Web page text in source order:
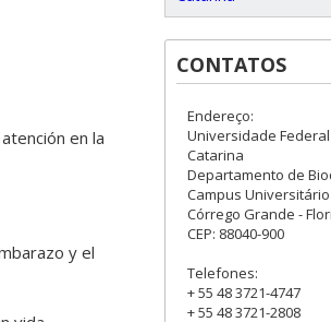
en la
y el
CONTATOS
Endereço:
Universidade
Catarina
Departamento de
Campus Universitário
Córrego Grande -
CEP: 88040-900
Telefones:
+ 55 48 3721-4747
+ 55 48 3721-2808